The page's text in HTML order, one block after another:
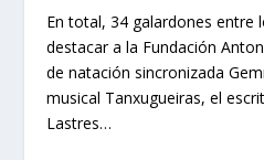
En total, 34 galardones entre
destacar a la Fundación
de natación sincronizada
musical Tanxugueiras, el
Lastres…